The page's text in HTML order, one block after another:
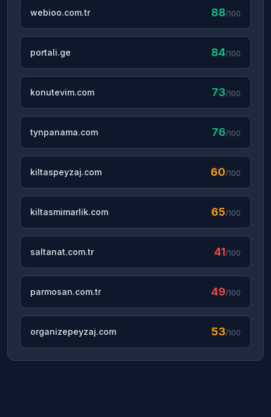
webioo.com.tr 88/100
portali.ge 84/100
konutevim.com 73/100
tynpanama.com 76/100
kiltaspeyzaj.com 60/100
kiltasmimarlik.com 65/100
saltanat.com.tr 41/100
parmosan.com.tr 49/100
organizepeyzaj.com 53/100